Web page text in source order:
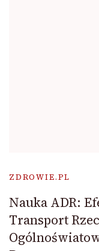
ZDROWIE.PL
Nauka ADR:
Transport